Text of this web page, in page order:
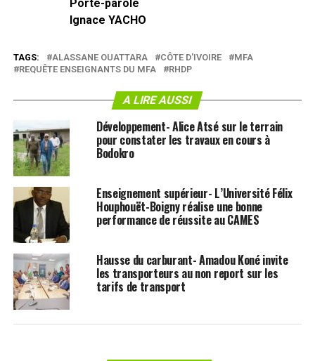
Porte-parole
Ignace YACHO
TAGS: ALASSANE OUATTARA CÔTE D'IVOIRE
MFA
REQUÊTE ENSEIGNANTS DU MFA
RHDP
A LIRE AUSSI
Développement- Alice Atsé sur le terrain
pour constater les travaux en cours à
Bodokro
Enseignement supérieur- L’Université Félix
Houphouët-Boigny réalise une bonne
performance de réussite au CAMES
Hausse du carburant- Amadou Koné invite
les transporteurs au non report sur les
tarifs de transport